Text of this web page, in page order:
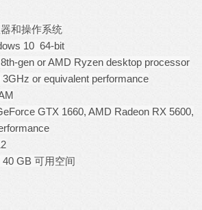
和操作系统
10 64-bit
gen or AMD Ryzen desktop processor
or equivalent performance
GTX 1660, AMD Radeon RX 5600,
GB 可用空间